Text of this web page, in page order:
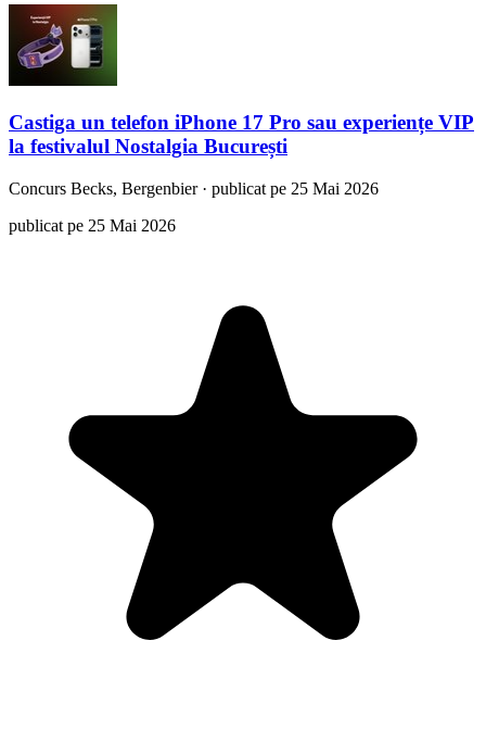
Castiga un telefon iPhone 17 Pro sau experiențe VIP
la festivalul Nostalgia București
Concurs Becks, Bergenbier· publicat pe 25 Mai 2026
publicat pe 25 Mai 2026